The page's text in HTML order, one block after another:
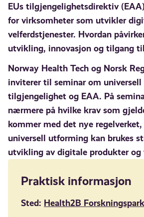
EUs tilgjengelighetsdirektiv
for virksomheter som utvikler
velferdstjenester. Hvordan
utvikling, innovasjon og tilgang
Norway Health Tech og Norsk
inviterer til seminar om
tilgjengelighet og EAA. På
nærmere på hvilke krav som
kommer med det nye
universell utforming kan brukes
utvikling av digitale produkter og
Praktisk informasjon
Sted: Health2B